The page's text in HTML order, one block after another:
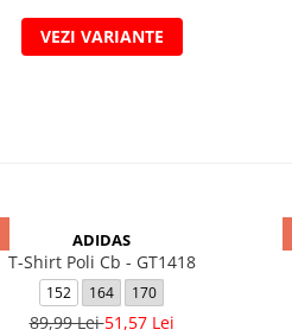
VEZI VARIANTE
ADIDAS
T-Shirt Poli Cb - GT1418
152 164 170
89,99 Lei51,57 Lei